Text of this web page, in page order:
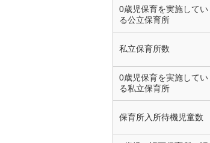
0歳児保育を実施してい
る公立保育所
私立保育所数
0歳児保育を実施してい
る私立保育所
保育所入所待機児童数